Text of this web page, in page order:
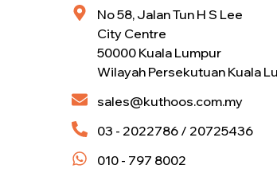
No 58, Jalan Tun H S Lee
City Centre
50000 Kuala Lumpur
Wilayah Persekutuan Kuala
sales@kuthoos.com.my
03 - 2022786 / 20725436
010 - 797 8002